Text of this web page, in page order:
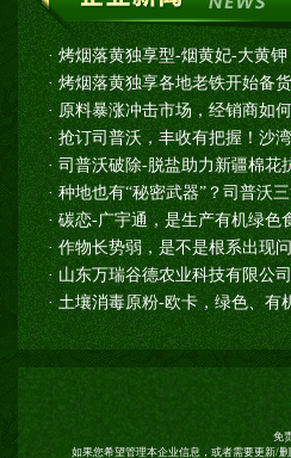
·烤烟落黄独享型-烟黄妃-大黄钾
·烤烟落黄独享各地老铁开始备
· 原料暴涨冲击市场，经销商如
·抢订司普沃，丰收有把握！沙
·司普沃破除-脱盐助力新疆棉花
·种地也有“秘密武器”？司普沃
·碳恋-广宇通，是生产有机绿色
·作物长势弱，是不是根系出现
·山东万瑞谷德农业科技有限公
·土壤消毒原粉-欧卡，绿色、有
免
如果您希望管理本企业信息，或者需要更新/